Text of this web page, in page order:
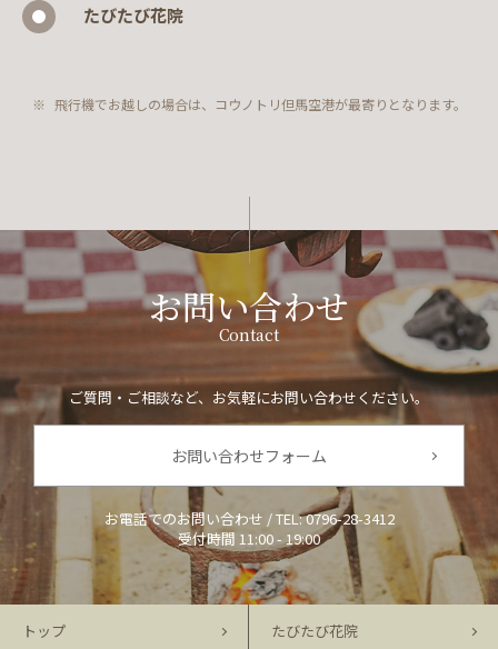
たびたび花院
飛行機でお越しの場合は、コウノトリ但馬空港が最寄りとなります。
お問い合わせ
Contact
ご質問・ご相談など、お気軽にお問い合わせください。
お問い合わせフォーム
お電話でのお問い合わせ / TEL:0796-28-3412
受付時間 11:00 - 19:00
トップ たびたび花院